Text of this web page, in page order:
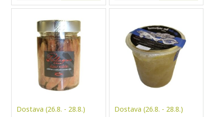
Dostava (26.8. - 28.8.) Dostava (26.8. - 28.8.)